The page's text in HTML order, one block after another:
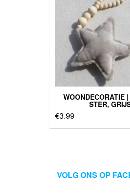
WOONDECORATIE
STER,
€3.99
VOLG ONS OP